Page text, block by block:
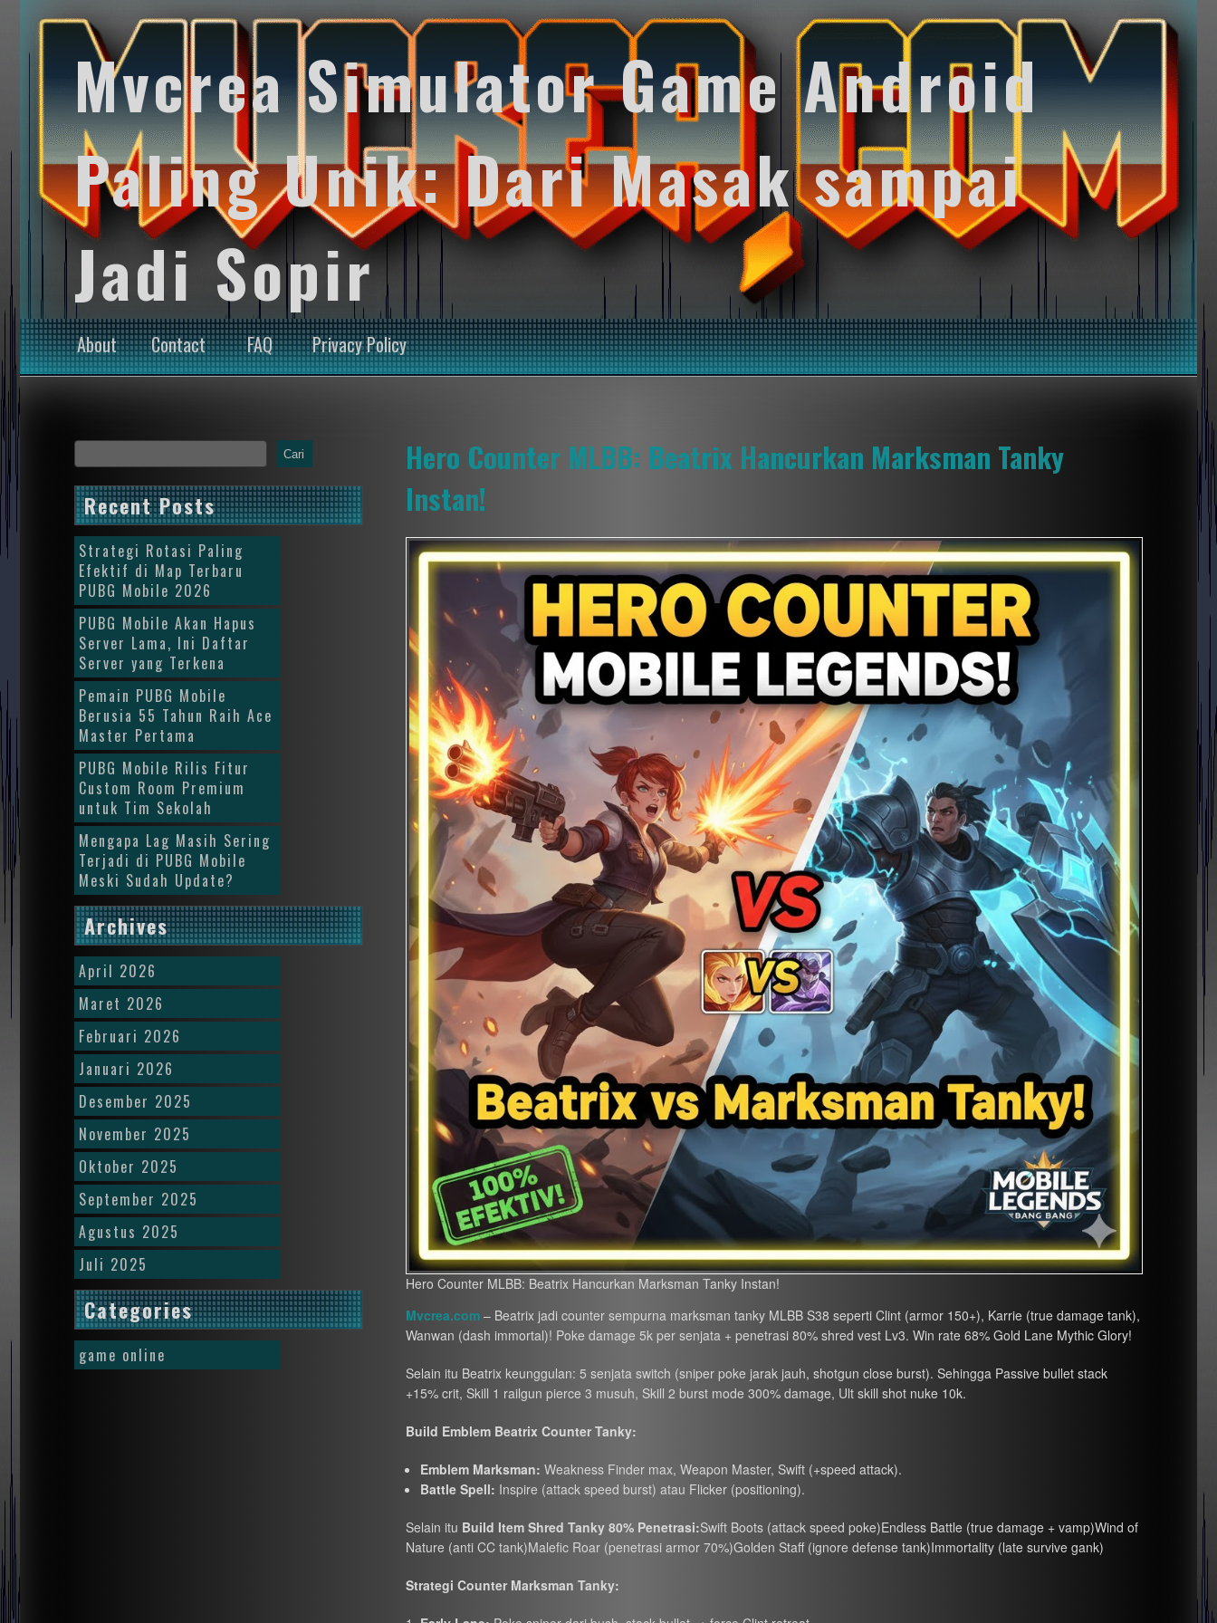
Mvcrea Simulator Game Android
Paling Unik: Dari Masak sampai
Jadi Sopir
About Contact FAQ Privacy Policy
Hero Counter MLBB: Beatrix Hancurkan Marksman Tanky
Instan!
Hero Counter MLBB: Beatrix Hancurkan Marksman Tanky Instan!
Mvcrea.com– Beatrix jadi counter sempurna marksman tanky MLBB S38 seperti Clint (armor 150+), Karrie (true damage tank),
Wanwan (dash immortal)! Poke damage 5k per senjata + penetrasi 80% shred vest Lv3. Win rate 68% Gold Lane Mythic Glory!
Selain itu Beatrix keunggulan: 5 senjata switch (sniper poke jarak jauh, shotgun close burst). Sehingga Passive bullet stack
+15% crit, Skill 1 railgun pierce 3 musuh, Skill 2 burst mode 300% damage, Ult skill shot nuke 10k.
Build Emblem Beatrix Counter Tanky:
Emblem Marksman: Weakness Finder max, Weapon Master, Swift (+speed attack).
Battle Spell: Inspire (attack speed burst) atau Flicker (positioning).
Selain itu Build Item Shred Tanky 80% Penetrasi:Swift Boots (attack speed poke)Endless Battle (true damage + vamp)Wind of
Nature (anti CC tank)Malefic Roar (penetrasi armor 70%)Golden Staff (ignore defense tank)Immortality (late survive gank)
Strategi Counter Marksman Tanky:
Cari
Recent Posts
Strategi Rotasi Paling
Efektif di Map Terbaru
PUBG Mobile 2026
PUBG Mobile Akan Hapus
Server Lama, Ini Daftar
Server yang Terkena
Pemain PUBG Mobile
Berusia 55 Tahun Raih Ace
Master Pertama
PUBG Mobile Rilis Fitur
Custom Room Premium
untuk Tim Sekolah
Mengapa Lag Masih Sering
Terjadi di PUBG Mobile
Meski Sudah Update?
Archives
April 2026
Maret 2026
Februari 2026
Januari 2026
Desember 2025
November 2025
Oktober 2025
September 2025
Agustus 2025
Juli 2025
Categories
game online